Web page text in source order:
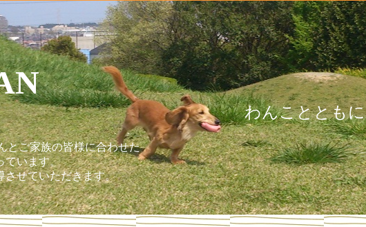
WAN
わんこととも
とご家族の皆様に合わせた
ています。
させていただきます。